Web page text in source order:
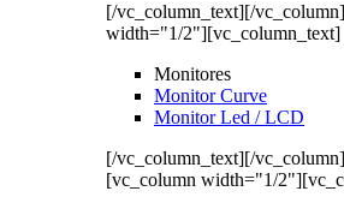
[/vc_column_text][/
width="1/2"][vc_column_text]
Monitores
Monitor Curve
Monitor Led / LCD
[/vc_column_text][/
[vc_column width="1/